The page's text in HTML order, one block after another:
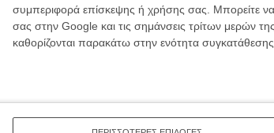
συμπεριφορά επίσκεψης ή χρήσης σας. Μπορείτε να
σας στην Google και τις σημάνσεις τρίτων μερών
καθορίζονται παρακάτω στην ενότητα
αποχρώσεις και με χαρακτήρες απλούς
μια ακατανίκητη επιθυμία για ξέφρενες χορευτικές
μάλλον δεν συνιστάται για τους διαβητικούς.
μορφή ψυχοθεραπείας για τον σκηνοθέτη
απόπειρες («Σκοτεινός Θάλαμος», «Μη Μ’
για τη βλοσυρή τους ατμόσφαιρα.